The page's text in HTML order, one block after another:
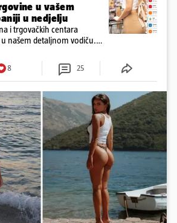
u vašem
u nedjelju
i trgovačkih centara
našem detaljnom vodiču.
koje će to nedjelje biti
8 25